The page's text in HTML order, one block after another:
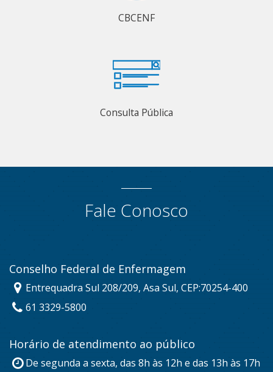
CBCENF
Consulta Pública
Fale Conosco
Conselho Federal de Enfermagem
Entrequadra Sul 208/209, Asa Sul, CEP:70254-400
61 3329-5800
Horário de atendimento ao público
De segunda a sexta, das 8h às 12h e das 13h às 17h